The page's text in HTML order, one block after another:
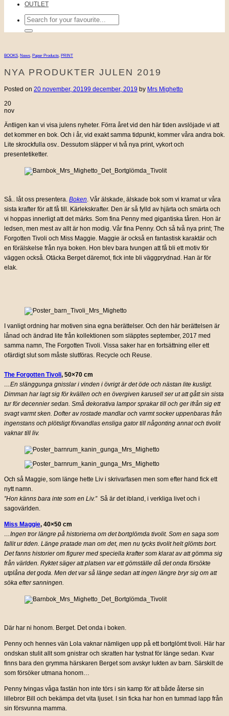
OUTLET
Sök
efter:
BOOKS News Paper Products PRINT
NYA PRODUKTER JULEN 2019
Posted on 20 november, 20199 december, 2019 by Mrs Mighetto
20
nov
Äntligen kan vi visa julens nyheter. Förra året vid den här tiden avslöjade vi att
det kommer en bok. Och i år, vid exakt samma tidpunkt, kommer våra andra bok.
Lite skrockfulla osv.. Dessutom släpper vi två nya print, vykort och
presentetiketter.
Så.. låt oss presentera. Boken. Vår älskade, älskade bok som vi kramat ur våra
sista krafter för att få till. Kärlekskrafter. Den är så fylld av hjärta och smärta och
vi hoppas innerligt att det märks. Som fina Penny med gigantiska tåren. Hon är
ledsen, men mest av allt är hon modig. Vår fina Penny. Och så två nya print; The
Forgotten Tivoli och Miss Maggie. Maggie är också en fantastisk karaktär och
en förälskelse från nya boken. Hon blev bara tvungen att få bli ett motiv för
väggen också. Otäcka Berget däremot, fick inte bli väggprydnad. Han är för
elak.
I vanligt ordning har motiven sina egna berättelser. Och den här berättelsen är
lånad och ändrad lite från kollektionen som släpptes september, 2017 med
samma namn, The Forgotten Tivoli. Vissa saker har en fortsättning eller ett
ofärdigt slut som måste slutföras. Recycle och Reuse.
The Forgotten Tivoli, 50×70 cm
…En slänggunga gnisslar i vinden i övrigt är det öde och nästan lite kusligt.
Dimman har lagt sig för kvällen och en övergiven karusell ser ut att gått sin sista
tur för decennier sedan. Små dekorativa lampor sprakar till och ger ifrån sig ett
svagt varmt sken. Dofter av rostade mandlar och varmt socker uppenbaras från
ingenstans och plötsligt förvandlas ensliga gator till någonting annat och tivolit
vaknar till liv.
Och så Maggie, som länge hette Liv i skrivarfasen men som efter hand fick ett
nytt namn.
”Hon känns bara inte som en Liv.” Så är det ibland, i verkliga livet och i
sagovärlden.
Miss Maggie, 40×50 cm
…Ingen tror längre på historierna om det bortglömda tivolit. Som en saga som
fallit ur tiden. Länge pratade man om det, men nu tycks tivolit helt glömts bort.
Det fanns historier om figurer med speciella krafter som klarat av att gömma sig
från världen. Ryktet säger att platsen var ett gömställe då det onda försökte
utplåna det goda. Men det var så länge sedan att ingen längre bryr sig om att
söka efter sanningen.
Där har ni honom. Berget. Det onda i boken.
Penny och hennes vän Lola vaknar nämligen upp på ett bortglömt tivoli. Här har
ondskan stulit allt som gnistrar och skratten har tystnat för länge sedan. Kvar
finns bara den grymma härskaren Berget som avskyr lukten av barn. Särskilt de
som försöker utmana honom…
Penny tvingas våga fastän hon inte törs i sin kamp för att både återse sin
lillebror Bill och bekämpa det vita ljuset. I sin ficka har hon en tummad lapp från
sin försvunna mamma.